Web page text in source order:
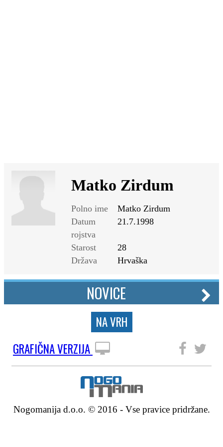
Matko Zirdum
Polno ime
Matko Zirdum
Datum
rojstva
21.7.1998
Starost
28
Država
Hrvaška
NOVICE
NA VRH
GRAFIČNA VERZIJA
Nogomanija d.o.o. © 2016 - Vse pravice pridržane.